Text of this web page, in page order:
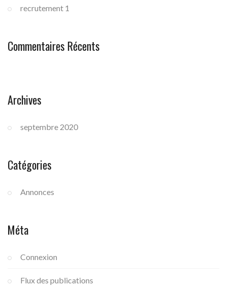
recrutement 1
Commentaires Récents
Archives
septembre 2020
Catégories
Annonces
Méta
Connexion
Flux des publications